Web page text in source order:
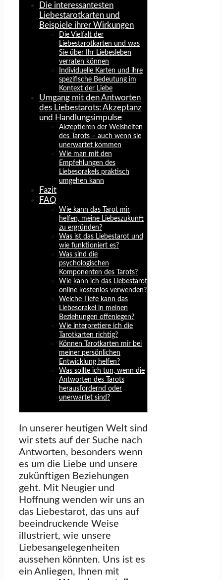
Die interessantesten
Liebestarotkarten und
Beispiele ihrer Wirkungen
Die Vielfalt der
Liebestarotkarten und was
Sie über Ihr Liebesleben
verraten können
Individuelle Karten und ihre
spezifische Bedeutung im
Kontext der Liebe
Umgang mit den Antworten
des Liebestarots: Akzeptanz
und Handlungsimpulse
Akzeptieren der Weisheiten
des Tarots – auch wenn sie
unerwartet kommen
Wie man mit den
Empfehlungen des
Liebesorakels praktisch
umgehen kann
Fazit
FAQ
Wie kann das Tarot mir
helfen, meine Liebeszukunft
zu ergründen?
Was ist das Liebestarot und
wie funktioniert es?
Was sind die
psychologischen
Komponenten des Tarots?
Wie kann ich das Liebestarot
online kostenlos verwenden?
Welche Tiefe kann das
Liebesorakel in meinen
Beziehungen offenlegen?
Wie interpretiere ich die
Tarotkarten richtig?
Können Tarotkarten mir bei
meiner persönlichen
Entwicklung helfen?
Was sollte ich tun, wenn die
Antworten des Tarots
herausfordernd oder
unerwartet sind?
In unserer heutigen Welt sind
wir stets auf der Suche nach
Antworten, besonders wenn
es um die Liebe und unsere
zukünftigen Beziehungen
geht. Mit Neugier und
Hoffnung wenden wir uns an
das Liebestarot, das uns auf
beeindruckende Weise
illustriert, wie unsere
Liebesangelegenheiten
aussehen könnten. Uns ist es
ein Anliegen, Ihnen mit